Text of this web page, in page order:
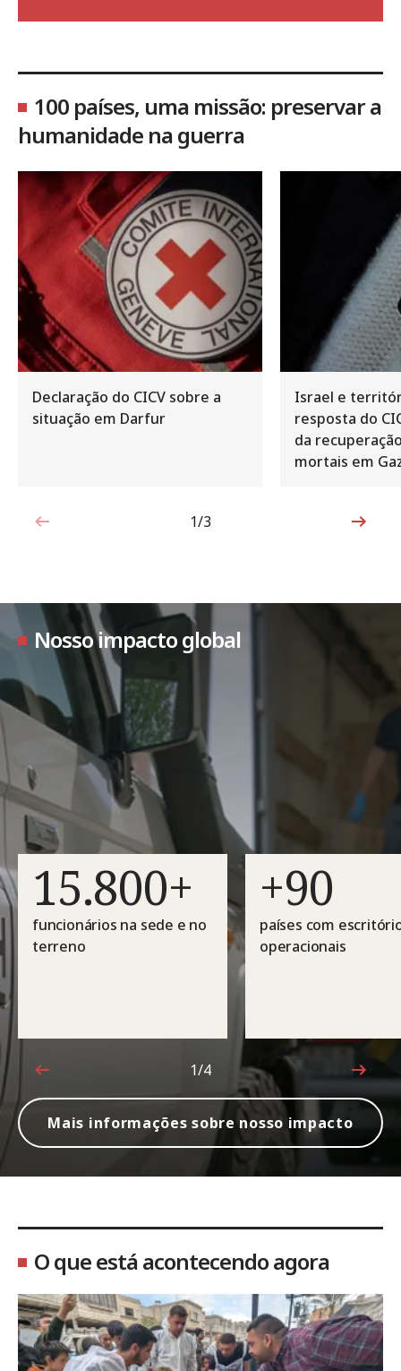
100 países, uma missão: preservar a
humanidade na guerra
Declaração do CICV sobre a
situação em Darfur
Israel e
resposta do
da
mortais em
1 de 3
1/3
Nosso impacto global
15.800+
funcionários na sede e no
terreno
+90
países com
operacionais
1 de 4
1/4
Mais informações sobre nosso impacto
O que está acontecendo agora